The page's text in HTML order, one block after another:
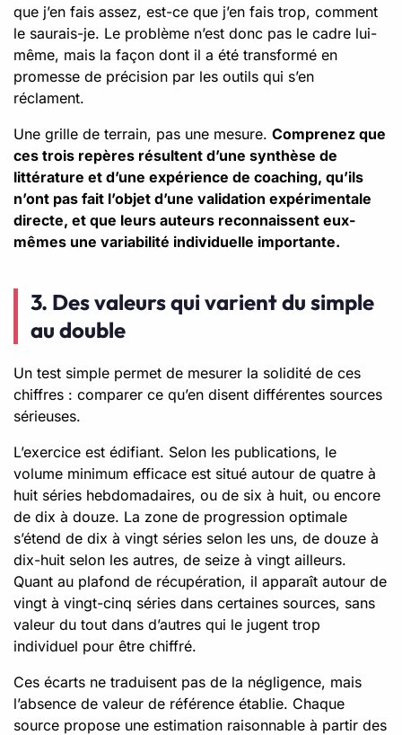
que j’en fais assez, est-ce que j’en fais trop, comment
le saurais-je. Le problème n’est donc pas le cadre lui-
même, mais la façon dont il a été transformé en
promesse de précision par les outils qui s’en
réclament.
Une grille de terrain, pas une mesure. Comprenez que
ces trois repères résultent d’une synthèse de
littérature et d’une expérience de coaching, qu’ils
n’ont pas fait l’objet d’une validation expérimentale
directe, et que leurs auteurs reconnaissent eux-
mêmes une variabilité individuelle importante.
3. Des valeurs qui varient du simple
au double
Un test simple permet de mesurer la solidité de ces
chiffres : comparer ce qu’en disent différentes sources
sérieuses.
L’exercice est édifiant. Selon les publications, le
volume minimum efficace est situé autour de quatre à
huit séries hebdomadaires, ou de six à huit, ou encore
de dix à douze. La zone de progression optimale
s’étend de dix à vingt séries selon les uns, de douze à
dix-huit selon les autres, de seize à vingt ailleurs.
Quant au plafond de récupération, il apparaît autour de
vingt à vingt-cinq séries dans certaines sources, sans
valeur du tout dans d’autres qui le jugent trop
individuel pour être chiffré.
Ces écarts ne traduisent pas de la négligence, mais
l’absence de valeur de référence établie. Chaque
source propose une estimation raisonnable à partir des